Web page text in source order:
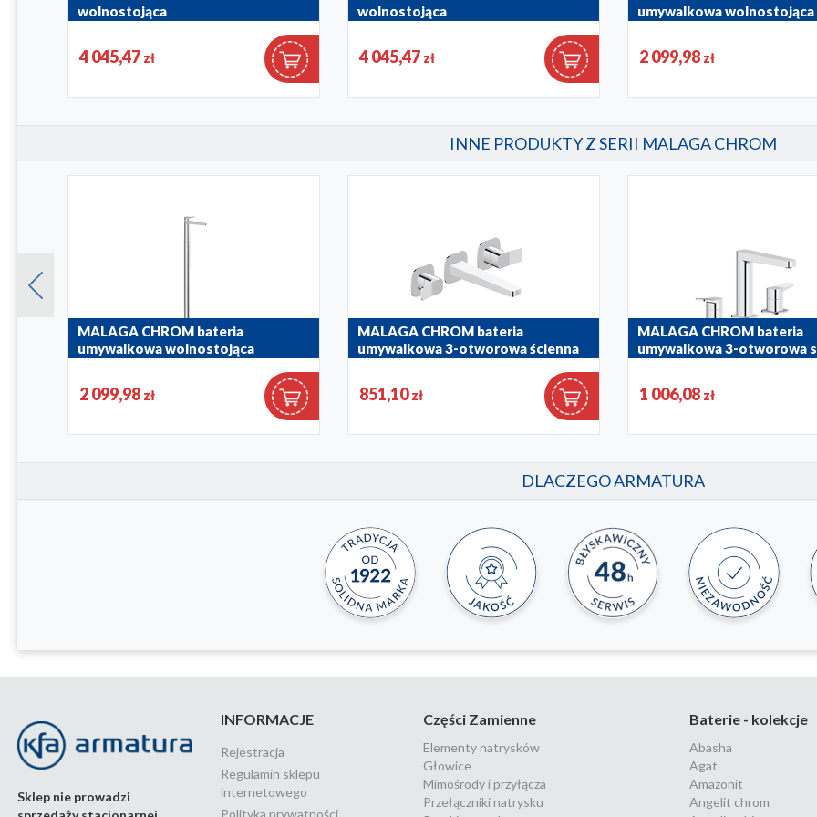
wolnostojąca
4 045,47 zł
wolnostojąca
4 045,47 zł
umywalkowa wolnostojąca
2 099,98 zł
INNE PRODUKTY Z SERII MALAGA CHROM
MALAGA CHROM bateria
umywalkowa wolnostojąca
2 099,98 zł
MALAGA CHROM bateria
umywalkowa 3-otworowa ścienna
851,10zł
MALAGA CHROM bateria
umywalkowa 3-otworowa
1 006,08 zł
DLACZEGO ARMATURA
Sklep nie prowadzi
INFORMACJE
Rejestracja
Regulamin sklepu
internetowego
Polityka prywatności
Części Zamienne
Elementy natrysków
Głowice
Mimośrody i przyłącza
Przełączniki natrysku
Baterie - kolekcje
Abasha
Agat
Amazonit
Angelit chrom